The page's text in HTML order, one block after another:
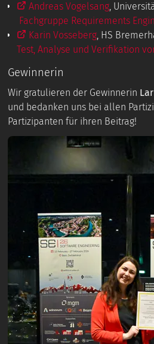
Andreas Vogelsang,
Fachgruppe Requirements
Karin Vosseberg, HS
Test, Analyse und Verifikation
Gewinnerin
Wir gratulieren der Gewinnerin
und bedanken uns bei allen
Partizipanten für ihren Beitrag!